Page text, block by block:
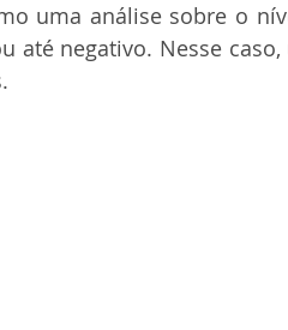
uma análise sobre o
até negativo. Nesse